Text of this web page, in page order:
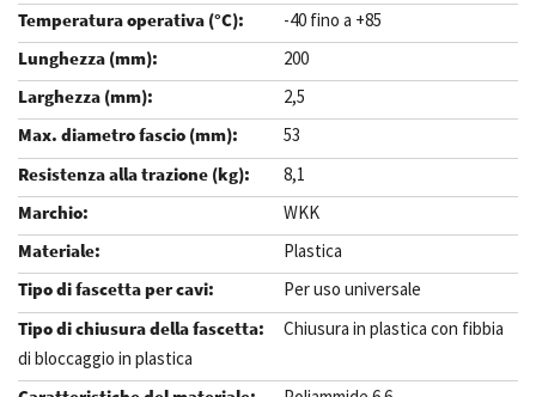
-40 fino a +85
200
2,5
53
8,1
WKK
Plastica
Per uso universale
Chiusura in plastica con fibbia
di bloccaggio in plastica